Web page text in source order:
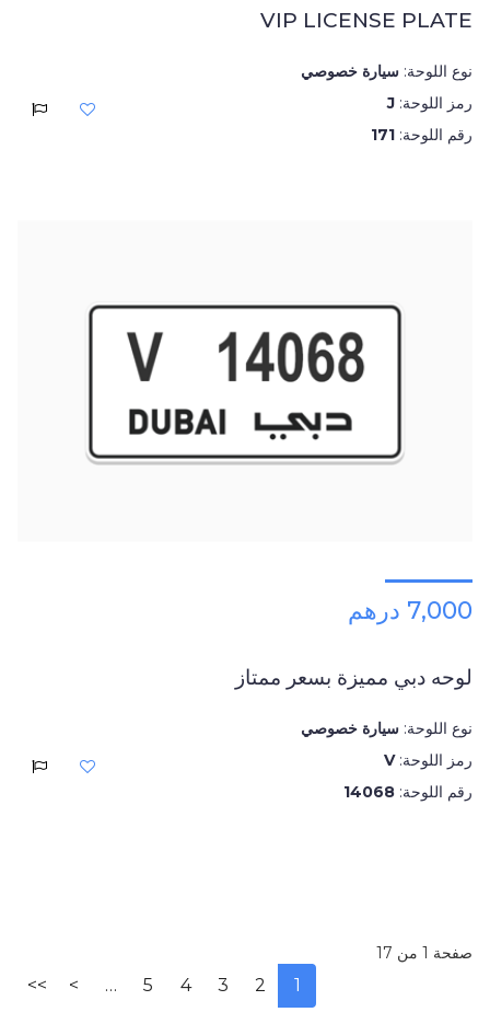
VIP LICENSE PLATE
نوع اللوحة: سيارة خصوصي
رمز اللوحة: J
رقم اللوحة: 171
7,000 درهم
لوحه دبي مميزة بسعر ممتاز
نوع اللوحة: سيارة خصوصي
رمز اللوحة:V
رقم اللوحة: 14068
صفحة 1 من 17
1
2
3
4
5
…
>
>>